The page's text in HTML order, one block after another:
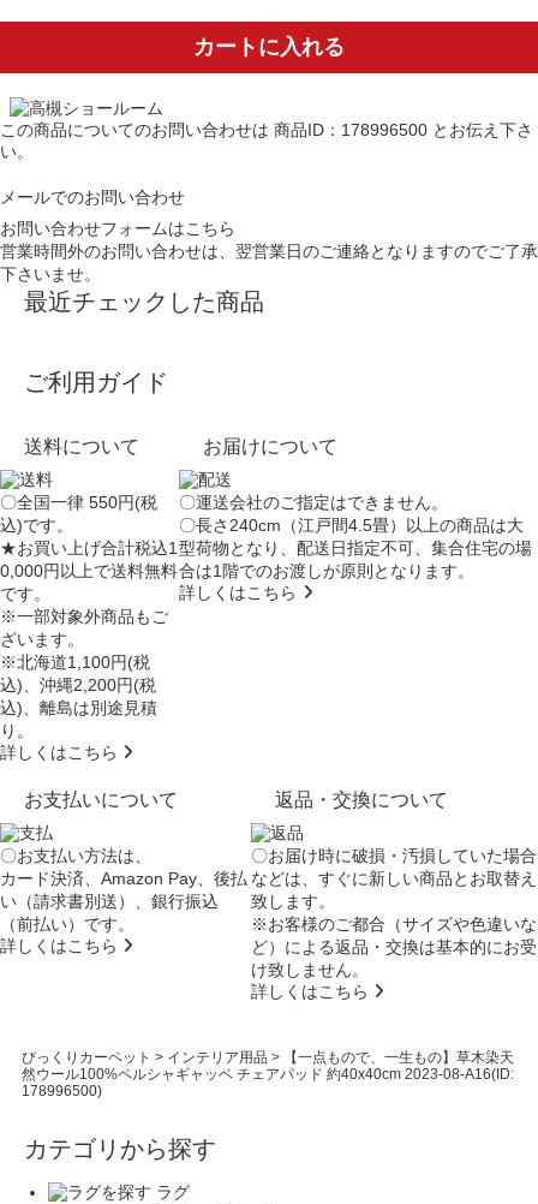
カートに入れる
この商品についてのお問い合わせは 商品ID：178996500 とお伝え下さ
い。
メールでのお問い合わせ
お問い合わせフォームはこちら
営業時間外のお問い合わせは、翌営業日のご連絡となりますのでご了承
下さいませ。
最近チェックした商品
ご利用ガイド
送料について
〇全国一律 550円(税
込)です。
★お買い上げ合計税込1
0,000円以上で送料無料
です。
※一部対象外商品もご
ざいます。
※北海道1,100円(税
込)、沖縄2,200円(税
込)、離島は別途見積
り。
詳しくはこちら
お届けについて
〇運送会社のご指定はできません。
〇長さ240cm（江戸間4.5畳）以上の商品は大
型荷物となり、配送日指定不可、集合住宅の場
合は1階でのお渡しが原則となります。
詳しくはこちら
お支払いについて
〇お支払い方法は、
カード決済、Amazon Pay、後払
い（請求書別送）、銀行振込
（前払い）です。
詳しくはこちら
返品・交換について
〇お届け時に破損・汚損していた場合
などは、すぐに新しい商品とお取替え
致します。
※お客様のご都合（サイズや色違いな
ど）による返品・交換は基本的にお受
け致しません。
詳しくはこちら
びっくりカーペット > インテリア用品 >
【一点もので、一生もの】草木染天
然ウール100%ペルシャギャッベ チェアパッド 約40x40cm 2023-08-A16(ID:
178996500)
カテゴリから探す
ラグ